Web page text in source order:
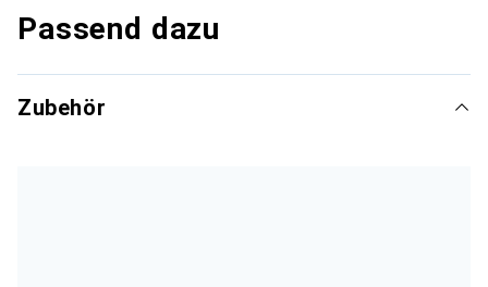
Passend dazu
Zubehör